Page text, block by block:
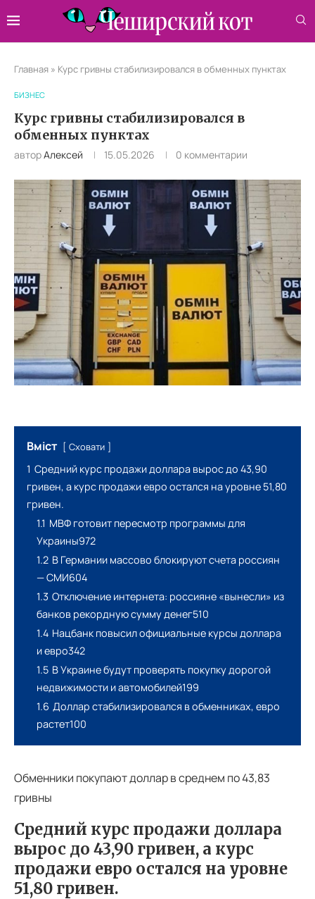
Главная » Курс гривны стабилизировался в обменных пунктах
БИЗНЕС
Курс гривны стабилизировался в
обменных пунктах
авторАлексей 15.05.2026 0 комментарии
Вміст Сховати
1 Средний курс продажи доллара вырос до 43,90
гривен, а курс продажи евро остался на уровне 51,80
гривен.
1.1 МВФ готовит пересмотр программы для
Украины972
1.2 В Германии массово блокируют счета россиян
— СМИ604
1.3 Отключение интернета: россияне «вынесли» из
банков рекордную сумму денег510
1.4 Нацбанк повысил официальные курсы доллара
и евро342
1.5 В Украине будут проверять покупку дорогой
недвижимости и автомобилей199
1.6 Доллар стабилизировался в обменниках, евро
растет100
Обменники покупают доллар в среднем по 43,83
гривны
Средний курс продажи доллара
вырос до 43,90 гривен, а курс
продажи евро остался на уровне
51,80 гривен.